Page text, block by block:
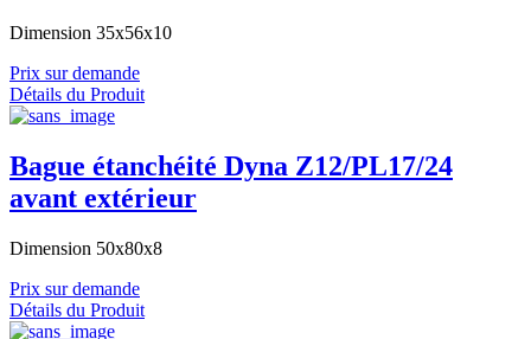
Dimension 35x56x10
Prix sur demande
Détails du Produit
Bague étanchéité Dyna Z12/PL17/24
avant extérieur
Dimension 50x80x8
Prix sur demande
Détails du Produit